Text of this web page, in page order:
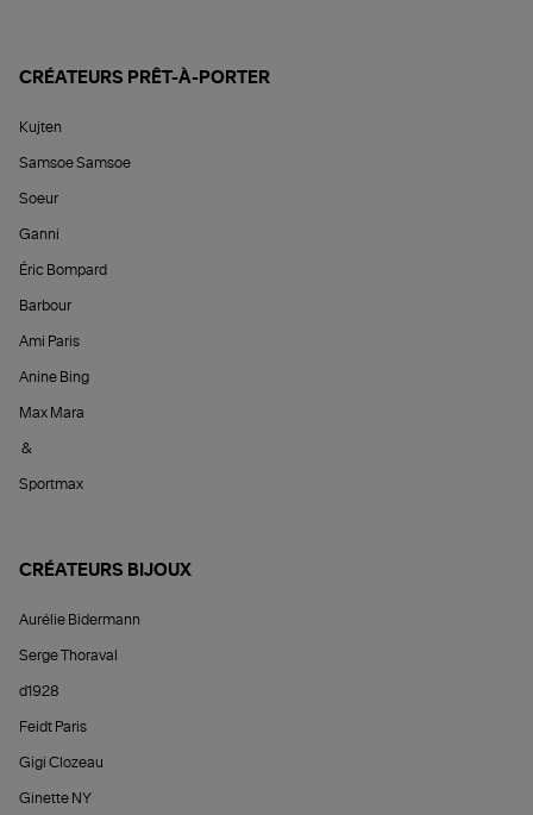
CRÉATEURS PRÊT-À-PORTER
Kujten
Samsoe Samsoe
Soeur
Ganni
Éric Bompard
Barbour
Ami Paris
Anine Bing
Max Mara
&
Sportmax
CRÉATEURS BIJOUX
Aurélie Bidermann
Serge Thoraval
d1928
Feidt Paris
Gigi Clozeau
Ginette NY